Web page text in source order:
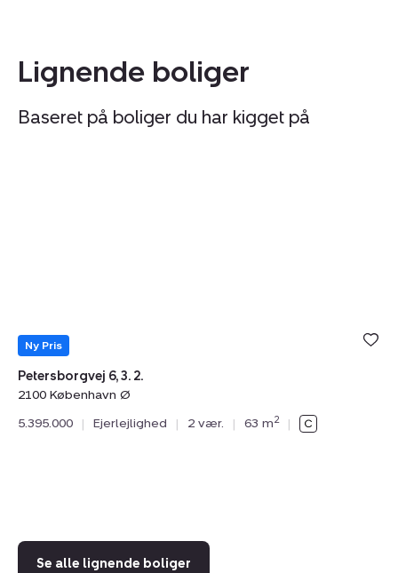
Lignende boliger
Baseret på boliger du har kigget på
Ny Pris
Petersborgvej 6, 3. 2.
2100 København Ø
5.395.000
| Ejerlejlighed | 2 vær. | 63 m2 |
Se alle lignende boliger